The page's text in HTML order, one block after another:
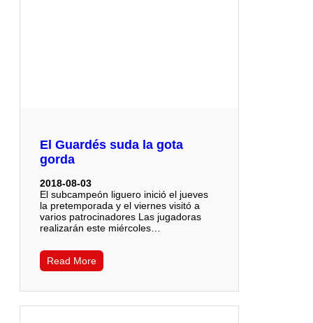
El Guardés suda la gota
gorda
2018-08-03
El subcampeón liguero inició el jueves
la pretemporada y el viernes visitó a
varios patrocinadores Las jugadoras
realizarán este miércoles…
Read More